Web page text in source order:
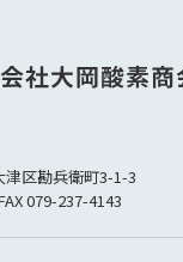
津区勘兵衛町3-1-3
079-237-4143